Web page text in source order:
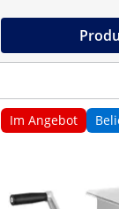
Im Angebot